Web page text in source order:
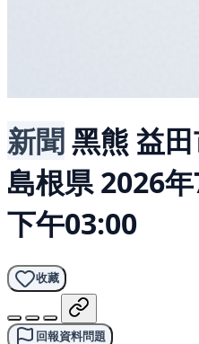
新聞黑熊 益
島根県 2026
下午03:00
收藏
回報資料問題